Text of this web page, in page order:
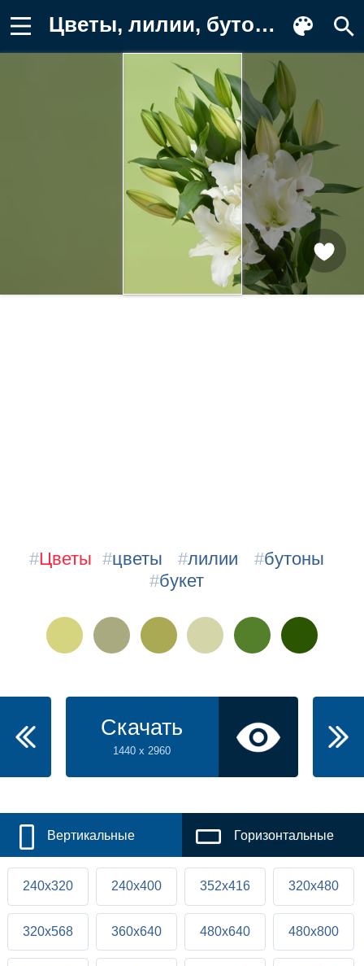
Цветы, лилии, бутоны, букет Картинка
#Цветы #цветы #лилии #бутоны
#букет
Скачать
1440 x 2960
Вертикальные Горизонтальные
240x320 240x400 352x416 320x480
320x568 360x640 480x640 480x800